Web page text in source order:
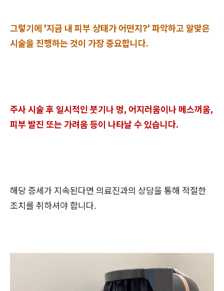
그렇기에 '지금 내 피부 상태가 어떤지?' 파악하고 알맞은
시술을 진행하는 것이 가장 중요합니다.
주사 시술 후 일시적인 붓기나 멍, 어지러움이나 메스꺼움,
피부 발진 또는 가려움 등이 나타날 수 있습니다.
해당 증세가 지속된다면 의료진과의 상담을 통해 적절한
조치를 취하셔야 합니다.